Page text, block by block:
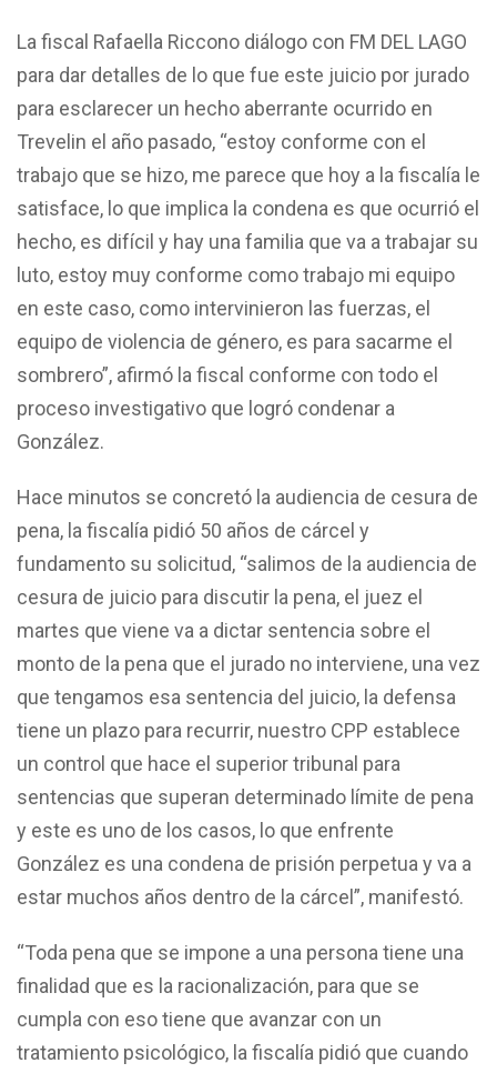
La fiscal Rafaella Riccono diálogo con FM DEL LAGO
para dar detalles de lo que fue este juicio por jurado
para esclarecer un hecho aberrante ocurrido en
Trevelin el año pasado, “estoy conforme con el
trabajo que se hizo, me parece que hoy a la fiscalía le
satisface, lo que implica la condena es que ocurrió el
hecho, es difícil y hay una familia que va a trabajar su
luto, estoy muy conforme como trabajo mi equipo
en este caso, como intervinieron las fuerzas, el
equipo de violencia de género, es para sacarme el
sombrero”, afirmó la fiscal conforme con todo el
proceso investigativo que logró condenar a
González.
Hace minutos se concretó la audiencia de cesura de
pena, la fiscalía pidió 50 años de cárcel y
fundamento su solicitud, “salimos de la audiencia de
cesura de juicio para discutir la pena, el juez el
martes que viene va a dictar sentencia sobre el
monto de la pena que el jurado no interviene, una vez
que tengamos esa sentencia del juicio, la defensa
tiene un plazo para recurrir, nuestro CPP establece
un control que hace el superior tribunal para
sentencias que superan determinado límite de pena
y este es uno de los casos, lo que enfrente
González es una condena de prisión perpetua y va a
estar muchos años dentro de la cárcel”, manifestó.
“Toda pena que se impone a una persona tiene una
finalidad que es la racionalización, para que se
cumpla con eso tiene que avanzar con un
tratamiento psicológico, la fiscalía pidió que cuando